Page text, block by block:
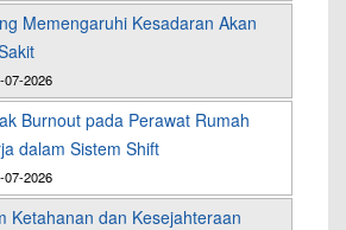
Memengaruhi Kesadaran Akan
07-2026
Burnout pada Perawat Rumah
dalam Sistem Shift
07-2026
Ketahanan dan Kesejahteraan